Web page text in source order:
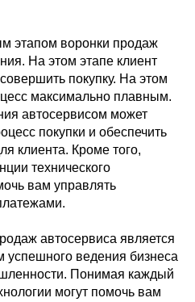
этапом воронки продаж
На этом этапе клиент
покупку. На этом
максимально плавным.
автосервисом может
покупки и обеспечить
клиента. Кроме того,
технического
вам управлять
автосервиса является
ведения бизнеса
Понимая каждый
могут помочь вам